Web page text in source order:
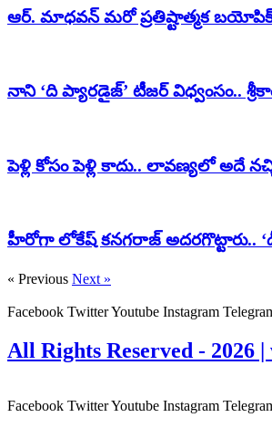
ఆర్. మాధవన్ మరో ప్రతిష్టాత్మక
నాని ‘ది ప్యారడైజ్’ టీజర్ విధ్వంసం..
పెళ్లి కోసం పెళ్లి కాదు.. లావణ్యలో అదే
హీరోగా లోకేష్ కనగరాజ్ అదరగొట్టారు..
« Previous Next »
Facebook TwitterYoutube Instagram
All Rights Reserved - 2026
Facebook TwitterYoutube Instagram